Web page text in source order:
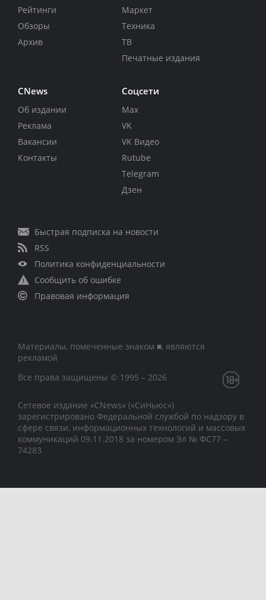
Рейтинги
Обзоры
Архив
Маркет
Техника
ТВ
Печатные издания
CNews
Об издании
Реклама
Вакансии
Контакты
Соцсети
Max
VK
VK Видео
Rutube
Telegram
Дзен
Быстрая подписка на новости
RSS
Политика конфиденциальности
Сообщить об ошибке
Правовая информация
Материалы, помеченные знаком ■, являются
рекламой
Все права защищены © 1995 – 2026
Сетевое издание «CNews» («СиНьюс»)
зарегистрировано Федеральной службой по надзору в
сфере связи, информационных технологий и массовых
коммуникаций 09.11.2018 за номером Эл № ФС77 –
74283